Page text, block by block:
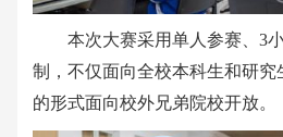
本次大赛采用单⼈参赛、3
制，不仅面向全校本科生和研究
的形式面向校外兄弟院校开放。